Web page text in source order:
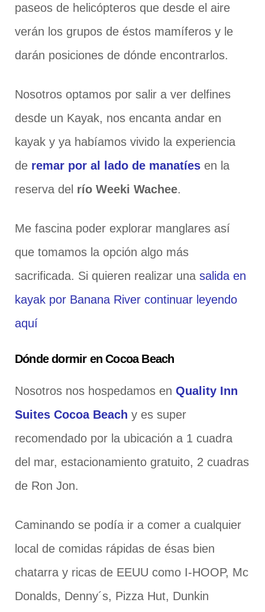
paseos de helicópteros que desde el aire
verán los grupos de éstos mamíferos y le
darán posiciones de dónde encontrarlos.
Nosotros optamos por salir a ver delfines
desde un Kayak, nos encanta andar en
kayak y ya habíamos vivido la experiencia
de remar por al lado de manatíes en la
reserva del río Weeki Wachee.
Me fascina poder explorar manglares así
que tomamos la opción algo más
sacrificada. Si quieren realizar una salida en
kayak por Banana River continuar leyendo
aquí
Dónde dormir en Cocoa Beach
Nosotros nos hospedamos en Quality Inn
Suites Cocoa Beach y es super
recomendado por la ubicación a 1 cuadra
del mar, estacionamiento gratuito, 2 cuadras
de Ron Jon.
Caminando se podía ir a comer a cualquier
local de comidas rápidas de ésas bien
chatarra y ricas de EEUU como I-HOOP, Mc
Donalds, Denny´s, Pizza Hut, Dunkin